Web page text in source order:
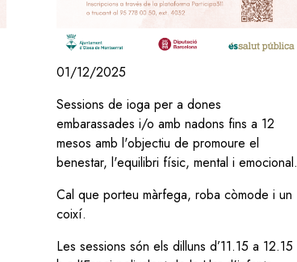
01/12/2025
Sessions de ioga per a dones
embarassades i/o amb nadons fins a 12
mesos amb l'objectiu de promoure el
benestar, l'equilibri físic, mental i emocional.
Cal que porteu màrfega, roba còmode i un
coixí.
Les sessions són els dilluns d’11.15 a 12.15